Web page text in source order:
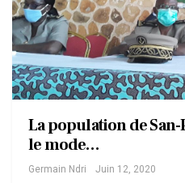
La population de
le mode…
Germain Ndri Juin 12, 2020